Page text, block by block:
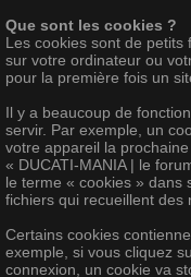
Que sont les cookies ?
Les cookies sont de petits
sur votre ordinateur ou
pour la première fois un
Il y a beaucoup de
servir. Par exemple, un
votre appareil la
« DUCATI-MANIA | le
le terme « cookies » dans
fichiers qui recueillent des
Certains cookies
exemple, si vous cliquez
connexion, un cookie va